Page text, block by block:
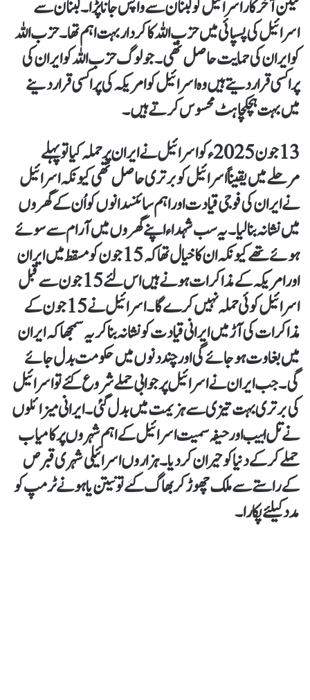
لیکن آخر کار اسرائیل کو لبنان سے واپس جانا پڑا۔ لبنان سے
اسرائیل کی پسپائی میں حزب اللہ کا کردار بہت اہم تھا ۔ حزب اللہ
کو ایران کی حمایت حاصل تھی۔ جو لوگ حزب اللہ کو ایران کی
پراکسی قرار دیتے ہیں وہ اسرائیل کو امریکہ کی پراکسی قرار دینے
میں بہت ہچکچاہٹ محسوس کرتے ہیں ۔
13 جون 2025 ء کو اسرائیل نے ایران پر حملہ کیا تو پہلے
مرحلے میں یقیناً اسرائیل کو برتری حاصل تھی کیونکہ اسرائیل
نے ایران کی فوجی قیادت اور اہم سائنسدانوں کو اُن کے گھروں
میں نشانہ بنا لیا ۔ یہ سب شہداء اپنے گھروں میں آرام سے سوئے
ہوئے تھے کیونکہ ان کا خیال تھا کہ 15 جون کو مسقط میں ایران
اور امریکہ کے مذاکرات ہونے ہیں اس لئے 15 جون سے قبل
اسرائیل کوئی حملہ نہیں کرے گا۔ اسرائیل نے 15 جون کے
مذاکرات کی آڑ میں ایرانی قیادت کو نشانہ بنا کر یہ سمجھا کہ ایران
میں بغاوت ہو جائے گی اور چند دنوں میں حکومت بدل جائے
گی۔ جب ایران نے اسرائیل پر جوابی حملے شروع کئے تو اسرائیل
کی برتری بہت تیزی سے ہزیمت میں بدل گئی ۔ ایرانی میزائلوں
نے تل ابیب اور حیفہ سمیت اسرائیل کے اہم شہروں پر کامیاب
حملے کر کے دنیا کو حیران کر دیا۔ ہزاروں اسرائیلی شہری قبرص
کے راستے سے ملک چھوڑ کر بھاگ گئے تو نیتن یاہو نے ٹرمپ کو
مدد کیلئے پکارا۔